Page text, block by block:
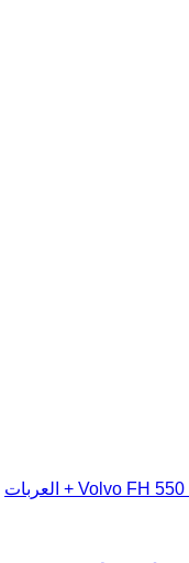
شاحنة قلابة Volvo FH 550 + العربات